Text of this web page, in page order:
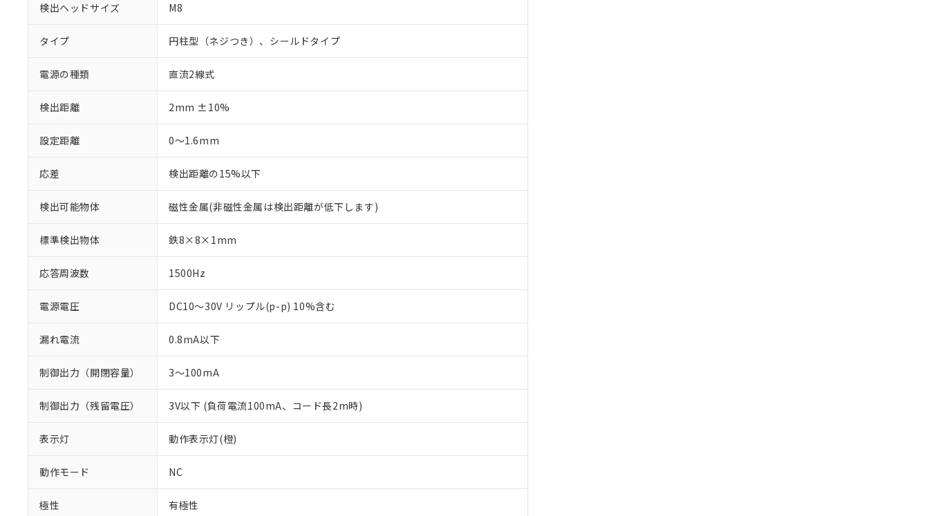
検出ヘッドサイズ M8
タイプ 円柱型（ネジつき）、シールドタイプ
電源の種類 直流2線式
検出距離 2mm ±10%
設定距離 0～1.6mm
応差 検出距離の15%以下
検出可能物体 磁性金属(非磁性金属は検出距離が低下します)
標準検出物体 鉄8×8×1mm
応答周波数 1500Hz
電源電圧 DC10～30V リップル(p-p) 10%含む
漏れ電流 0.8mA以下
制御出力（開閉容量） 3～100mA
制御出力（残留電圧） 3V以下 (負荷電流100mA、コード長2m時)
表示灯 動作表示灯(橙)
動作モード NC
極性 有極性
ご利用条件
※1 対応状況